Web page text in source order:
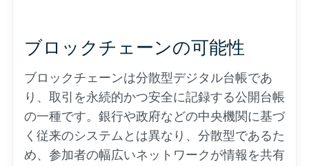
ブロックチェーンの可能性
ブロックチェーンは分散型デジタル台帳であ
り、取引を永続的かつ安全に記録する公開台帳
の一種です。銀行や政府などの中央機関に基づ
く従来のシステムとは異なり、分散型であるた
め、参加者の幅広いネットワークが情報を共有